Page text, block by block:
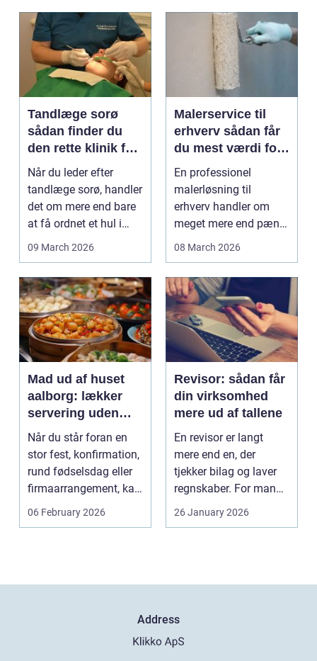
Tandlæge sorø
sådan finder du
den rette klinik for
dig
Når du leder efter
tandlæge sorø, handler
det om mere end bare
at få ordnet et hul i
tanden. For man...
09 March 2026
Malerservice til
erhverv sådan får
du mest værdi for
pengene
En professionel
malerløsning til
erhverv handler om
meget mere end pæne
vægge. Malerarbejde
08 March 2026
Mad ud af huset
aalborg: lækker
servering uden
stress
Når du står foran en
stor fest, konfirmation,
rund fødselsdag eller
firmaarrangement, kan
planlægnin...
06 February 2026
Revisor: sådan får
din virksomhed
mere ud af tallene
En revisor er langt
mere end en, der
tjekker bilag og laver
regnskaber. For mange
mindre og mellemst...
26 January 2026
Address